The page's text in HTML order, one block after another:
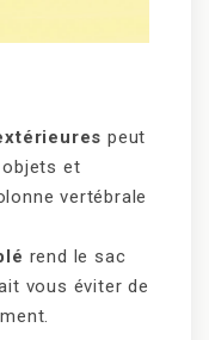
peut
et
vertébrale
rend le sac
vous éviter de